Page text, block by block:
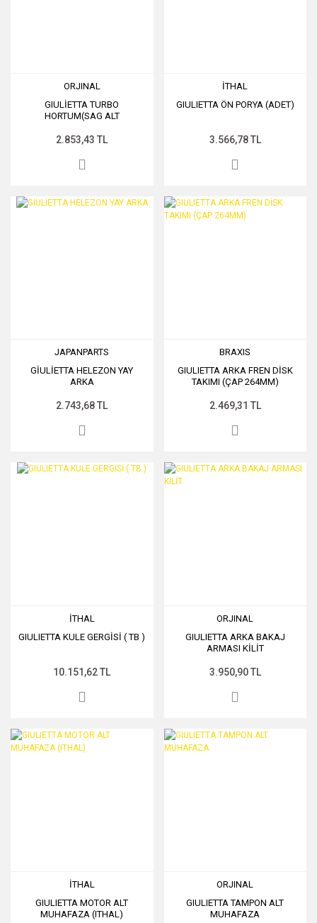
ORJINAL
GIULİETTA TURBO
HORTUM(SAG ALT
2.853,43 TL
İTHAL
GIULIETTA ÖN PORYA (ADET)
3.566,78 TL
JAPANPARTS
GİULİETTA HELEZON YAY
ARKA
2.743,68 TL
BRAXIS
GIULIETTA ARKA FREN DİSK
TAKIMI (ÇAP 264MM)
2.469,31 TL
İTHAL
GIULIETTA KULE GERGİSİ ( TB )
10.151,62 TL
ORJINAL
GIULIETTA ARKA BAKAJ
ARMASI KİLİT
3.950,90 TL
İTHAL
GIULIETTA MOTOR ALT
MUHAFAZA (ITHAL)
ORJINAL
GIULIETTA TAMPON ALT
MUHAFAZA